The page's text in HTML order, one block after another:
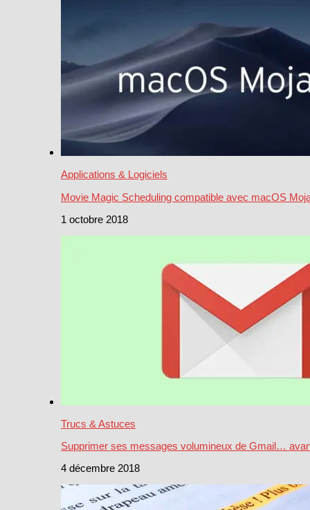
Applications & Logiciels
Movie Magic Scheduling compatible avec macOS
1 octobre 2018
Trucs & Astuces
Supprimer ses messages volumineux de Gmail…
4 décembre 2018